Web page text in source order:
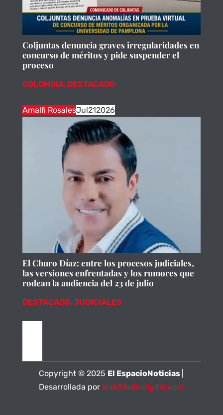
Coljuntas denuncia graves irregularidades en
concurso de méritos y pide suspender el
proceso
COLOMBIA, DESTACADO
Amalfi RosalesJul212026
El Churo Díaz: entre los procesos judiciales,
las versiones enfrentadas y los rumores que
rodean la audiencia del 23 de julio
DESTACADO,JUDICIALES
Copyright © 2025 El EspacioNoticias
Desarrollada porWebStudiodigital.com